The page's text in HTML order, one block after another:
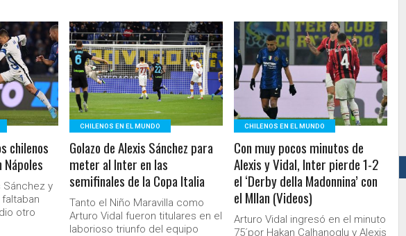
chilenos
Nápoles
Sánchez y
otro
LEER MÁS
CHILENOS EN EL MUNDO
Golazo de Alexis Sánchez para
meter al Inter en las
semifinales de la Copa Italia
Tanto el Niño Maravilla como
Arturo Vidal fueron titulares en el
laborioso triunfo del equipo
LEER MÁS
CHILENOS EN EL MUNDO
Con muy pocos minutos de
Alexis y Vidal, Inter pierde 1-2
el ‘Derby della Madonnina’ con
el MIlan (Videos)
Arturo Vidal ingresó en el minuto
75´por Hakan Calhanoglu y Alexis
Ministerio Secretaría General de Gobierno